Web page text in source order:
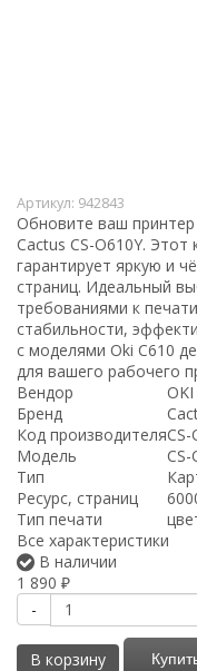
Артикул: 942843
Обновите ваш
Cactus CS-O610Y.
гарантирует яркую и
страниц. Идеальный
требованиями к
стабильности,
с моделями Oki C610
для вашего рабочего
Вендор
OKI
Бренд
Код производителяCS-
Модель
CS-
Тип
Ресурс, страниц
Тип печати
Все характеристики
В наличии
1 890 ₽
-
В корзину